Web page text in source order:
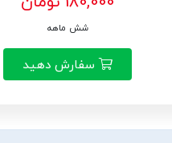
شش ماهه
سفارش دهید